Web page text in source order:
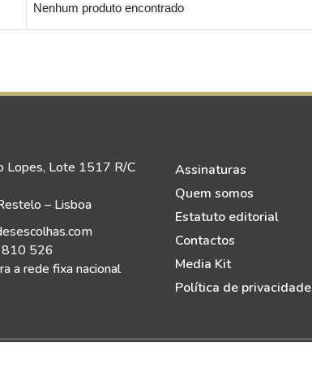
Nenhum produto encontrado
Lopes, Lote 1517 R/C
– Lisboa
526
a rede fixa nacional
Assinaturas
Quem somos
Estatuto editorial
Contactos
Media Kit
Política de privacidade